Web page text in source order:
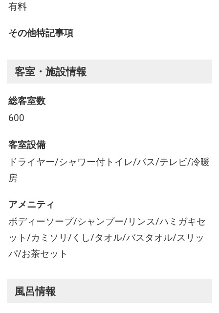
有料
その他特記事項
客室・施設情報
総客室数
600
客室設備
ドライヤー/シャワー付トイレ/バス/テレビ/冷暖
房
アメニティ
ボディーソープ/シャンプー/リンス/ハミガキセ
ット/カミソリ/くし/タオル/バスタオル/スリッ
パ/お茶セット
風呂情報